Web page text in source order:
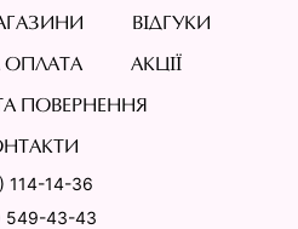
ВІДГУКИ
ОПЛАТА АКЦІЇ
ТА ПОВЕРНЕННЯ
114-14-36
549-43-43